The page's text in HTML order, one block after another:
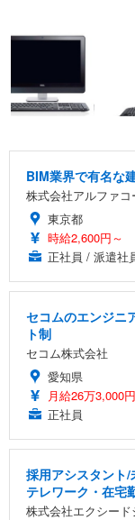
BIM業界で有名な
株式会社アルファ
東京都
時給2,600円～
正社員 / 派遣社
セコムのエンジニ
ト制
セコム株式会社
愛知県
月給26万3,000
正社員
採用アシスタント
テレワーク・在宅
株式会社エクシード